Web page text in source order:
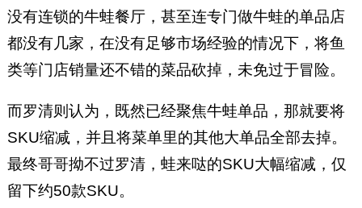
没有连锁的牛蛙餐厅，甚至连专门做牛蛙的单品店
都没有几家，在没有足够市场经验的情况下，将鱼
类等门店销量还不错的菜品砍掉，未免过于冒险。
而罗清则认为，既然已经聚焦牛蛙单品，那就要将
SKU缩减，并且将菜单里的其他大单品全部去掉。
最终哥哥拗不过罗清，蛙来哒的SKU大幅缩减，仅
留下约50款SKU。